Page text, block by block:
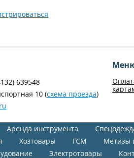
639548
10 (схема проезда)
Аренда инструмента
Хозтовары ГСМ
Метизы
Электротовары